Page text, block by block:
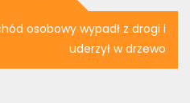
osobowy wypadł z drogi i
uderzył w drzewo